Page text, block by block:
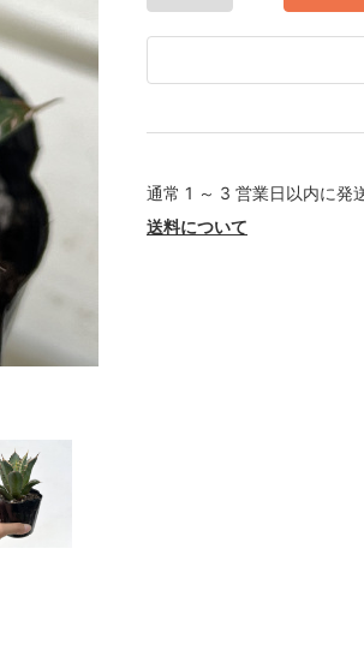
通常 1 ～ 3 営業日以内に発
送料について